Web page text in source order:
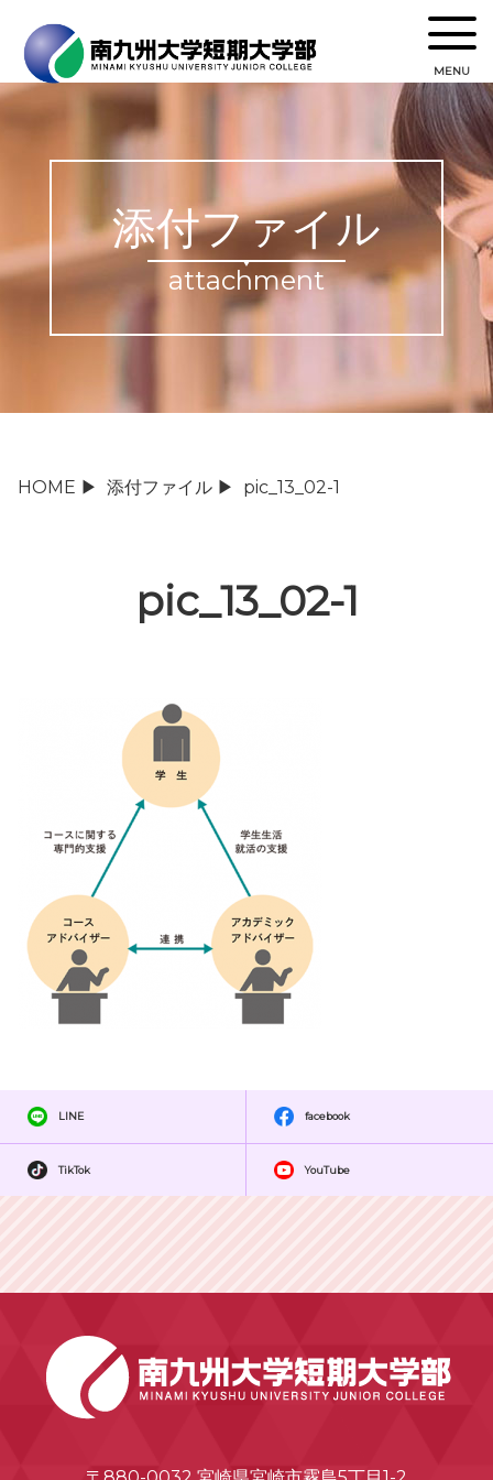
MENU
添付ファイル
attachment
HOME ▶ 添付ファイル ▶ pic_13_02-1
pic_13_02-1
LINE facebook
TikTok YouTube